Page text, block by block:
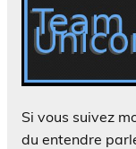
Si vous suivez
du entendre